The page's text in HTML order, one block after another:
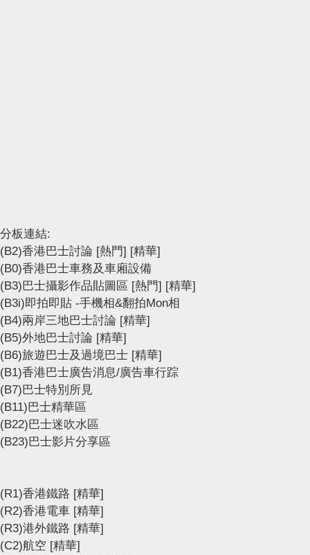
分板連結:
(B2)香港巴士討論 [熱門] [精華]
(B0)香港巴士車務及車廂設備
(B3)巴士攝影作品貼圖區 [熱門] [精華]
(B3i)即拍即貼 -手機相&翻拍Mon相
(B4)兩岸三地巴士討論 [精華]
(B5)外地巴士討論 [精華]
(B6)旅遊巴士及過境巴士 [精華]
(B1)香港巴士廣告消息/廣告車行踪
(B7)巴士特別所見
(B11)巴士精華區
(B22)巴士迷吹水區
(B23)巴士影片分享區
(R1)香港鐵路 [精華]
(R2)香港電車 [精華]
(R3)港外鐵路 [精華]
(C2)航空 [精華]